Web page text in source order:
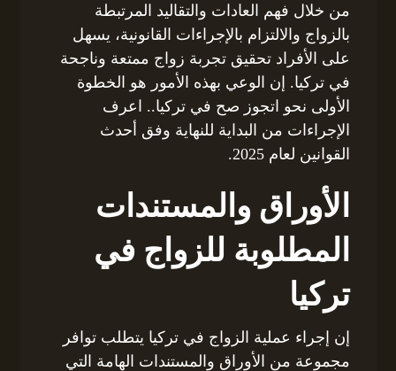
من خلال فهم العادات والتقاليد المرتبطة
بالزواج والالتزام بالإجراءات القانونية، يسهل
على الأفراد تحقيق تجربة زواج ممتعة وناجحة
في تركيا. إن الوعي بهذه الأمور هو الخطوة
الأولى نحو اتجوز صح في تركيا.. اعرف
الإجراءات من البداية للنهاية وفق أحدث
القوانين لعام 2025.
الأوراق والمستندات
المطلوبة للزواج في
تركيا
إن إجراء عملية الزواج في تركيا يتطلب توافر
مجموعة من الأوراق والمستندات الهامة التي